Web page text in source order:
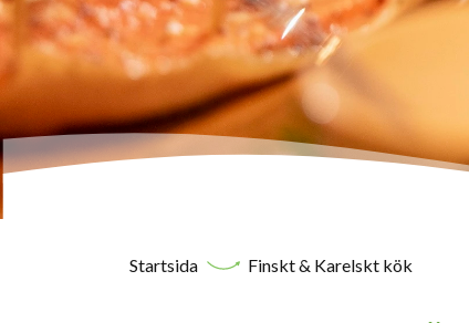
Startsida Finskt & Karelskt kök